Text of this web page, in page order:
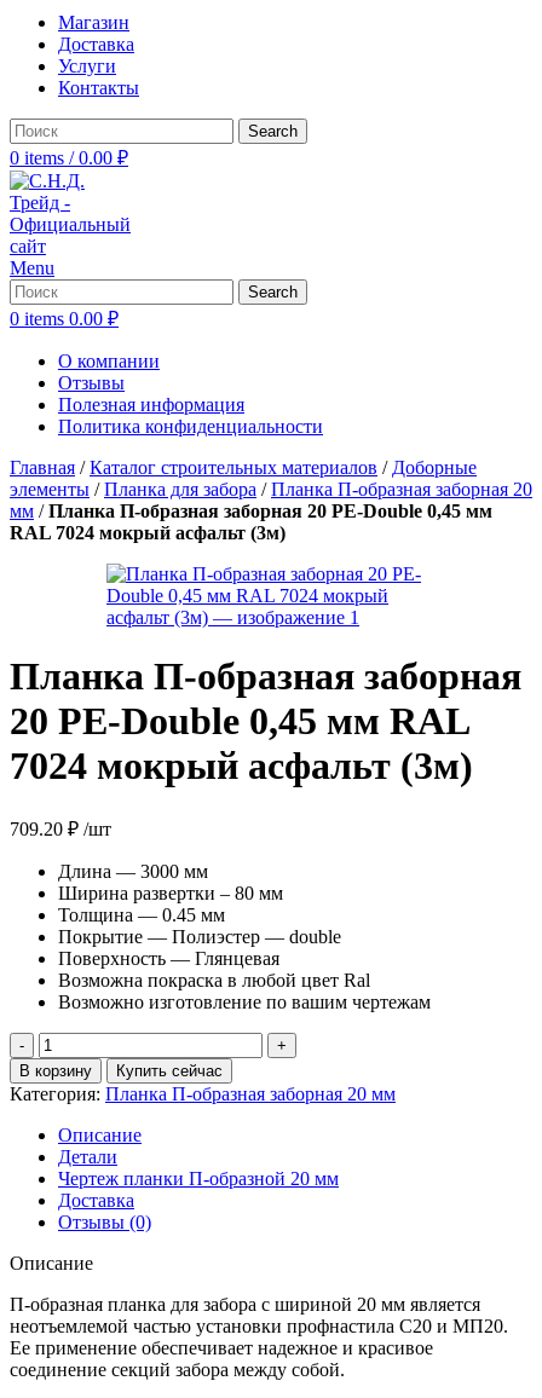
Магазин
Доставка
Услуги
Контакты
Search
0 items / 0.00 ₽
Menu
Search
0 items 0.00 ₽
О компании
Отзывы
Полезная информация
Политика конфиденциальности
Главная /Каталог строительных материалов / Доборные
элементы /Планка для забора /Планка П-образная заборная 20
мм /Планка П-образная заборная 20 PE-Double 0,45 мм
RAL 7024 мокрый асфальт (3м)
Планка П-образная заборная
20 PE-Double 0,45 мм RAL
7024 мокрый асфальт (3м)
709.20 ₽ /шт
Длина — 3000 мм
Ширина развертки – 80 мм
Толщина — 0.45 мм
Покрытие — Полиэстер — double
Поверхность — Глянцевая
Возможна покраска в любой цвет Ral
Возможно изготовление по вашим чертежам
Количество
товара
Планка
П-
образная
заборная
20
PE-
Double
0,45
мм
7024
мокрый
асфальт
(3м)
В корзину Купить сейчас
Категория: Планка П-образная заборная 20 мм
Описание
Детали
Чертеж планки П-образной 20 мм
Доставка
Отзывы (0)
Описание
П-образная планка для забора с шириной 20 мм является
неотъемлемой частью установки профнастила С20 и МП20.
Ее применение обеспечивает надежное и красивое
соединение секций забора между собой.